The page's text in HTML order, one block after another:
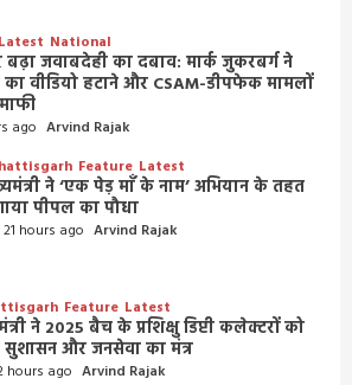
Latest National
जवाबदेही का दबाव: मार्क जुकरबर्ग ने
का वीडियो हटाने और CSAM-डीपफेक मामलों
ago Arvind Rajak
Feature Latest
ने ‘एक पेड़ माँ के नाम’ अभियान के तहत
पीपल का पौधा
21 hours ago Arvind Rajak
Feature Latest
ने 2025 बैच के प्रशिक्षु डिप्टी कलेक्टरों को
सुशासन और जनसेवा का मंत्र
hours ago Arvind Rajak